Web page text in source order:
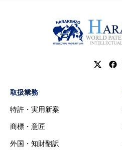
取扱業務
特許・実用新案
商標・意匠
外国・知財翻訳